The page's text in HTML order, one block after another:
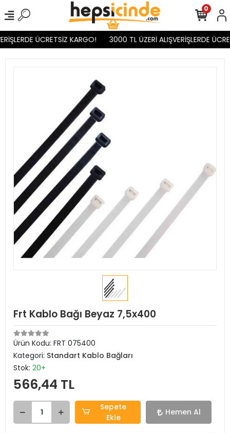
ÜCRETSİZ KARGO! 3000 TL ÜZERİ ALIŞVERİŞLERDE
0
Frt Kablo Bağı Beyaz 7,5x400
Ürün Kodu: FRT 075400
Kategori: Standart Kablo Bağları
Stok: 20+
566,44 TL
Sepete
Ekle
Hemen Al